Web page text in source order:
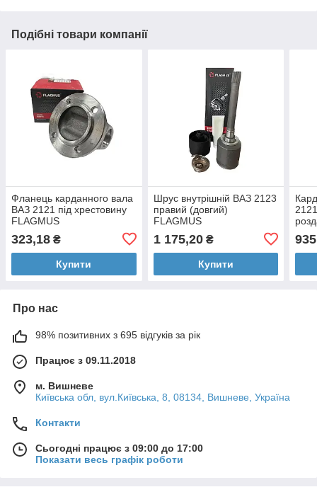
Подібні товари компанії
Фланець карданного вала
ВАЗ 2121 під хрестовину
FLAGMUS
323,18 ₴
Купити
Шрус внутрішній ВАЗ 2123
правий (довгий)
FLAGMUS
1 175,20₴
Купити
Про нас
98% позитивних з 695 відгуків за рік
Працює з 09.11.2018
м. Вишневе
Київська обл, вул.Київська, 8, 08134, Вишневе, Україна
Контакти
Сьогодні працює з 09:00 до 17:00
Показати весь графік роботи